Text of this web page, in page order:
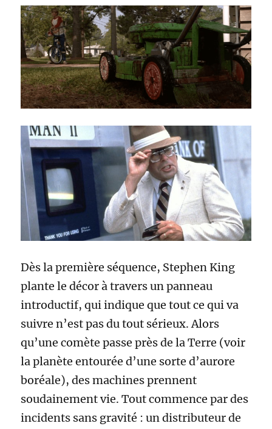
Dès la première séquence, Stephen King
plante le décor à travers un panneau
introductif, qui indique que tout ce qui va
suivre n’est pas du tout sérieux. Alors
qu’une comète passe près de la Terre (voir
la planète entourée d’une sorte d’aurore
boréale), des machines prennent
soudainement vie. Tout commence par des
incidents sans gravité : un distributeur de